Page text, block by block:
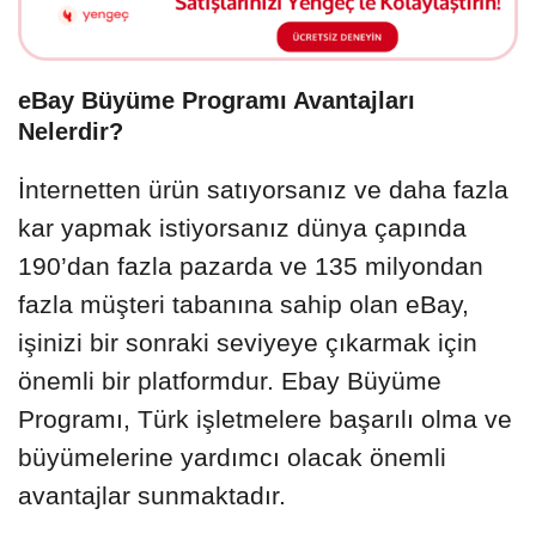
eBay Büyüme Programı Avantajları
Nelerdir?
İnternetten ürün satıyorsanız ve daha fazla
kar yapmak istiyorsanız dünya çapında
190’dan fazla pazarda ve 135 milyondan
fazla müşteri tabanına sahip olan eBay,
işinizi bir sonraki seviyeye çıkarmak için
önemli bir platformdur. Ebay Büyüme
Programı, Türk işletmelere başarılı olma ve
büyümelerine yardımcı olacak önemli
avantajlar sunmaktadır.